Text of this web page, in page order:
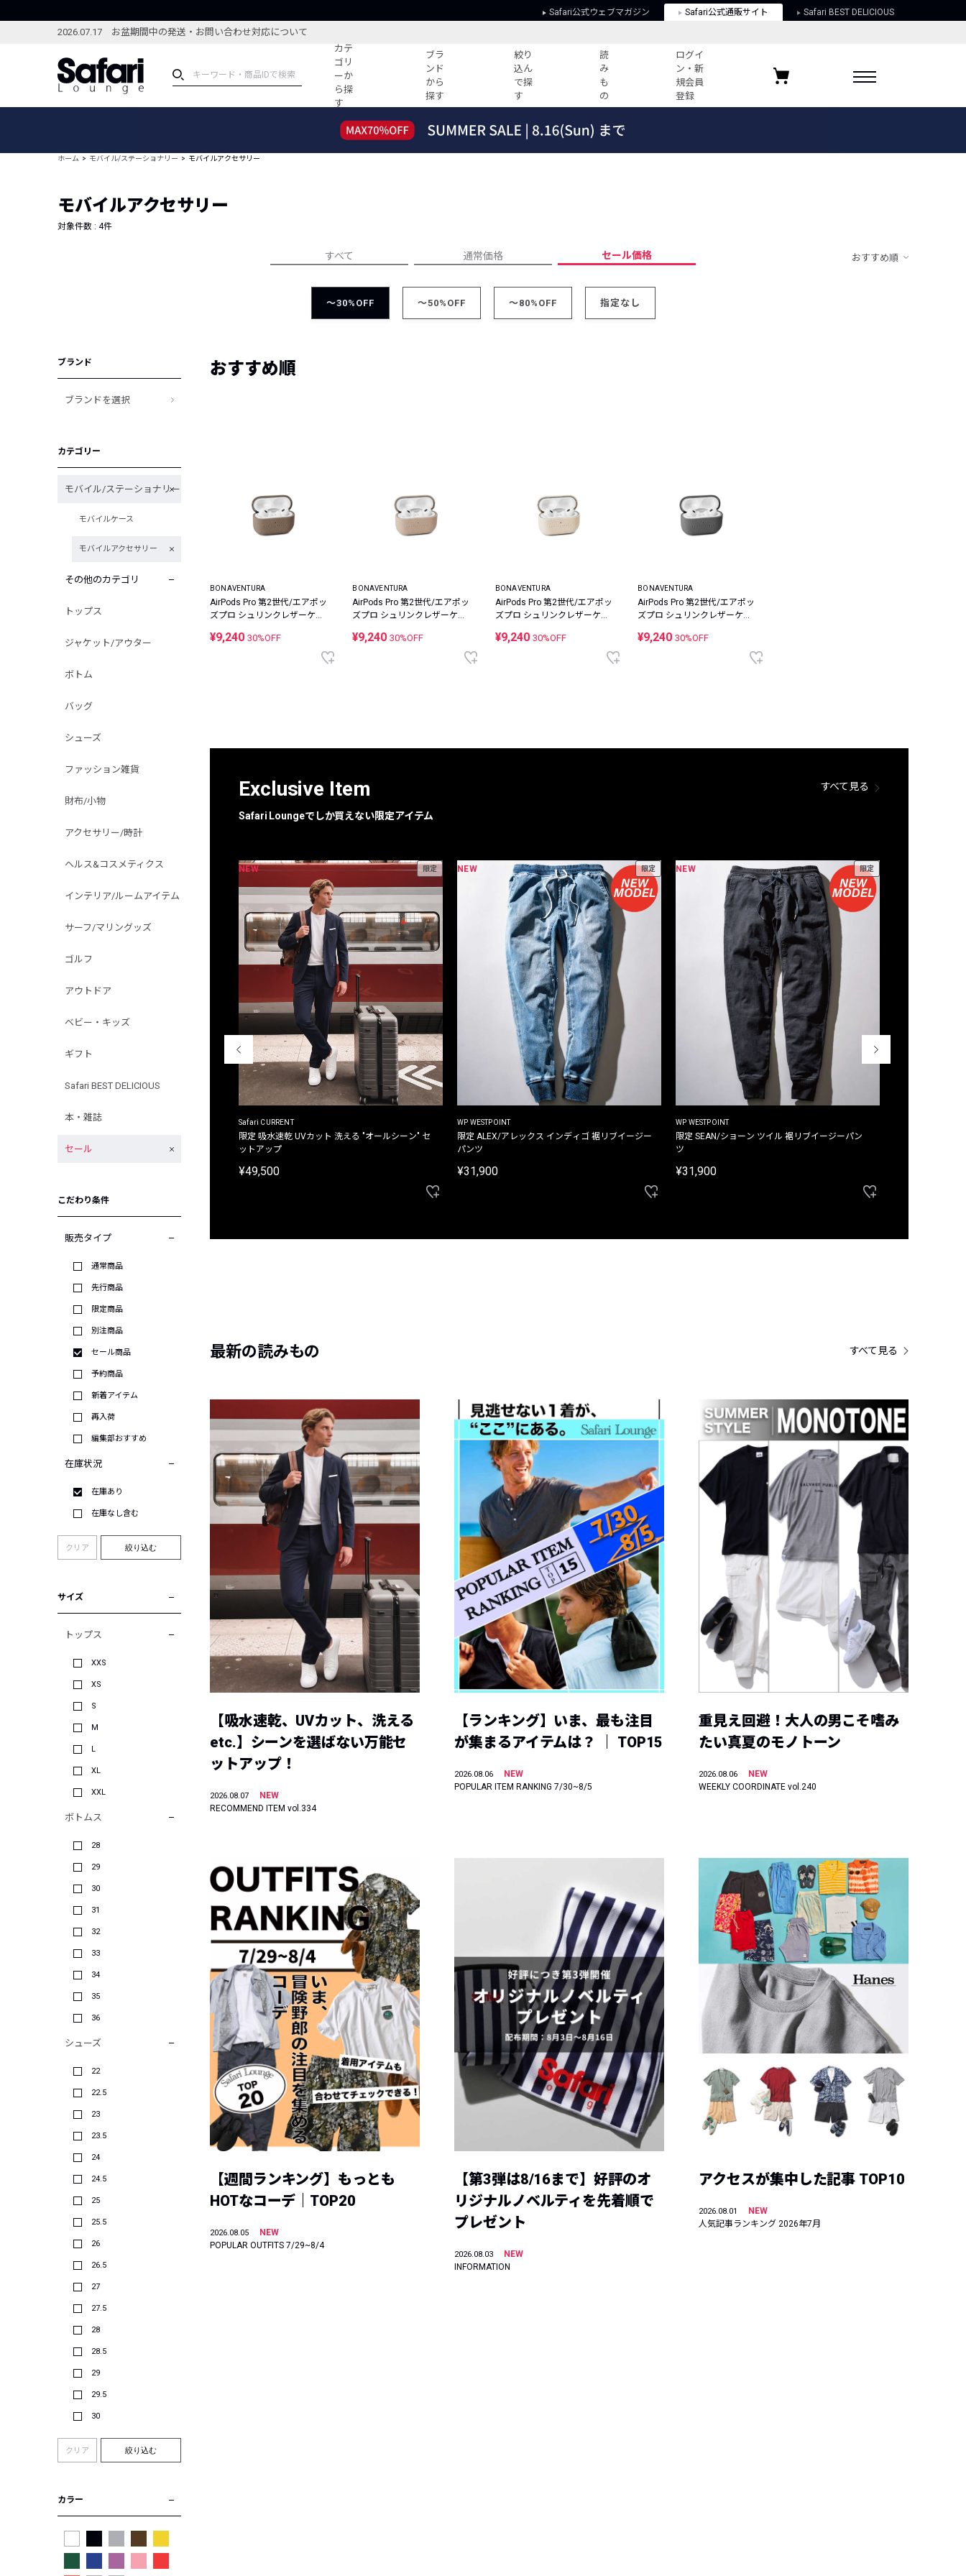
Safari公式ウェブマガジン Safari公式通販サイト Safari BEST DELICIOUS
2026.07.17 お盆期間中の発送・お問い合わせ対応について
カテ
ゴリ
ーか
ら探
す
ブラ
ンド
から
探す
絞り
込ん
で探
す
読
み
も
の
ログイ
ン・新
規会員
登録
ブランドから探す
新着アイテム
編集部のおすすめアイテム
特集記事
すべての記事
人気記事ランキング
ウィークリーコーデ
プライバシーポリシー
お気に入りブランド
ホーム モバイル/ステーショナリー モバイルアクセサリー
モバイルアクセサリー
対象件数 : 4件
すべて 通常価格 セール価格 おすすめ順
～30%OFF ～50%OFF ～80%OFF 指定なし
ブランド
ブランドを選択
カテゴリー
モバイル/ステーショナリー
モバイルケース
モバイルアクセサリー
その他のカテゴリ
トップス
ジャケット/アウター
ボトム
バッグ
シューズ
ファッション雑貨
財布/小物
アクセサリー/時計
ヘルス&コスメティクス
インテリア/ルームアイテム
サーフ/マリングッズ
ゴルフ
アウトドア
ベビー・キッズ
ギフト
Safari BEST DELICIOUS
本・雑誌
セール
こだわり条件
販売タイプ
通常商品
先行商品
限定商品
別注商品
セール商品
予約商品
新着アイテム
再入荷
編集部おすすめ
在庫状況
在庫あり
在庫なし含む
クリア 絞り込む
サイズ
トップス
XXS
XS
S
M
L
XL
XXL
ボトムス
28
29
30
31
32
33
34
35
36
シューズ
22
22.5
23
23.5
24
24.5
25
25.5
26
26.5
27
27.5
28
28.5
29
29.5
30
クリア 絞り込む
カラー
おすすめ順
BONAVENTURA
AirPods Pro 第2世代/エアポッ
ズプロ シュリンクレザーケー
¥9,240 30%OFF
BONAVENTURA
AirPods Pro 第2世代/エアポッ
ズプロ シュリンクレザーケー
¥9,24030%OFF
BONAVENTURA
AirPods Pro 第2世代/エアポッ
ズプロ シュリンクレザーケー
¥9,240 30%OFF
BONAVENTURA
AirPods Pro 第2世代/エアポッ
ズプロ シュリンクレザーケー
¥9,24030%OFF
Exclusive Item
Safari Loungeでしか買えない限定アイテム
すべて見る
NEW 限定
Safari CURRENT
限定 吸水速乾 UVカット 洗える "オールシーン" セ
ットアップ
¥49,500
NEW 限定
WP WESTPOINT
限定 ALEX/アレックス インディゴ 裾リブイージー
パンツ
¥31,900
NEW 限定
WP WESTPOINT
限定 SEAN/ショーン ツイル 裾リブイージーパン
ツ
¥31,900
最新の読みもの すべて見る
【吸水速乾、UVカット、洗える
etc.】シーンを選ばない万能セ
ットアップ！
2026.08.07
NEW
RECOMMEND ITEM vol.334
【ランキング】いま、最も注目
が集まるアイテムは？ ｜ TOP15
2026.08.06
NEW
POPULAR ITEM RANKING 7/30~8/5
重見え回避！大人の男こそ嗜み
たい真夏のモノトーン
2026.08.06
NEW
WEEKLY COORDINATE vol.240
【週間ランキング】もっとも
HOTなコーデ｜TOP20
2026.08.05
NEW
POPULAR OUTFITS 7/29~8/4
【第3弾は8/16まで】好評のオ
リジナルノベルティを先着順で
プレゼント
2026.08.03
NEW
INFORMATION
アクセスが集中した記事 TOP10
2026.08.01
NEW
人気記事ランキング 2026年7月